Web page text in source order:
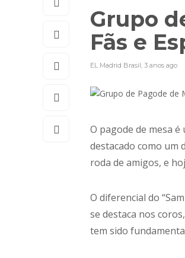
Grupo
Fãs e
EL Madrid Brasil, 3 anos ago
O pagode de mesa
destacado como um
roda de amigos, e
O diferencial do
se destaca nos
tem sido